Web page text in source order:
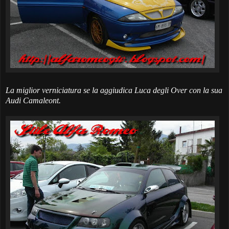
La miglior verniciatura se la aggiudica Luca degli Over con la sua
Audi Camaleont.